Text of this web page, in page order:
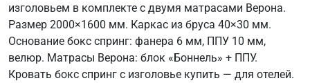
изголовьем в комплекте с двумя матрасами Верона.
Размер 2000×1600 мм. Каркас из бруса 40×30 мм.
Основание бокс спринг: фанера 6 мм, ППУ 10 мм,
велюр. Матрасы Верона: блок «Боннель» + ППУ.
Кровать бокс спринг с изголовье купить — для отелей.